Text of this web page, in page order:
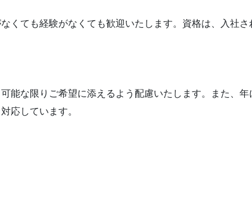
くても経験がなくても歓迎いたします。資格は、入社さ
能な限りご希望に添えるよう配慮いたします。また、年
応しています。